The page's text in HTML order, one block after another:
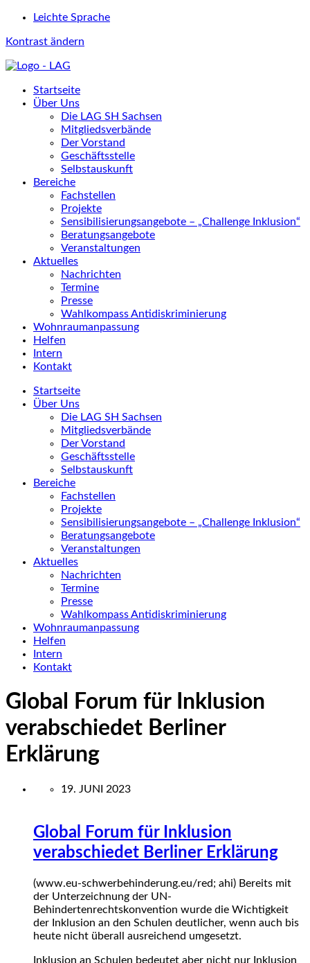
Leichte Sprache
Kontrast ändern
Startseite
Über Uns
Die LAG SH Sachsen
Mitgliedsverbände
Der Vorstand
Geschäftsstelle
Selbstauskunft
Bereiche
Fachstellen
Projekte
Sensibilisierungsangebote – „Challenge Inklusion“
Beratungsangebote
Veranstaltungen
Aktuelles
Nachrichten
Termine
Presse
Wahlkompass Antidiskriminierung
Wohnraumanpassung
Helfen
Intern
Kontakt
Startseite
Über Uns
Die LAG SH Sachsen
Mitgliedsverbände
Der Vorstand
Geschäftsstelle
Selbstauskunft
Bereiche
Fachstellen
Projekte
Sensibilisierungsangebote – „Challenge Inklusion“
Beratungsangebote
Veranstaltungen
Aktuelles
Nachrichten
Termine
Presse
Wahlkompass Antidiskriminierung
Wohnraumanpassung
Helfen
Intern
Kontakt
Global Forum für Inklusion
verabschiedet Berliner
Erklärung
19. JUNI 2023
Global Forum für Inklusion
verabschiedet Berliner Erklärung
(www.eu-schwerbehinderung.eu/red; ahi) Bereits mit
der Unterzeichnung der UN-
Behindertenrechtskonvention wurde die Wichtigkeit
der Inklusion an den Schulen deutlicher, wenn auch bis
heute nicht überall ausreichend umgesetzt.
Inklusion an Schulen bedeutet aber nicht nur Inklusion